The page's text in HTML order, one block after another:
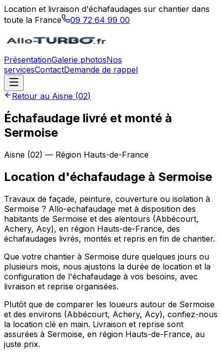
Location et livraison d'échafaudages sur chantier dans
toute la France
09 72 64 99 00
PrésentationGalerie photosNos
servicesContactDemande de rappel
Retour au Aisne (02)
Échafaudage livré et monté à
Sermoise
Aisne (02) — Région Hauts-de-France
Location d'échafaudage à Sermoise
Travaux de façade, peinture, couverture ou isolation à
Sermoise ? Allo-echafaudage met à disposition des
habitants de Sermoise et des alentours (Abbécourt,
Achery, Acy), en région Hauts-de-France, des
échafaudages livrés, montés et repris en fin de chantier.
Que votre chantier à Sermoise dure quelques jours ou
plusieurs mois, nous ajustons la durée de location et la
configuration de l'échafaudage à vos besoins, avec
livraison et reprise organisées.
Plutôt que de comparer les loueurs autour de Sermoise
et des environs (Abbécourt, Achery, Acy), confiez-nous
la location clé en main. Livraison et reprise sont
assurées à Sermoise, en région Hauts-de-France, au
juste prix.